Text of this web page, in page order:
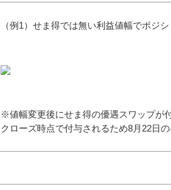
（例1）せま得では無い利益値幅でポジ
※値幅変更後にせま得の優遇スワップが
クローズ時点で付与されるため8月22日